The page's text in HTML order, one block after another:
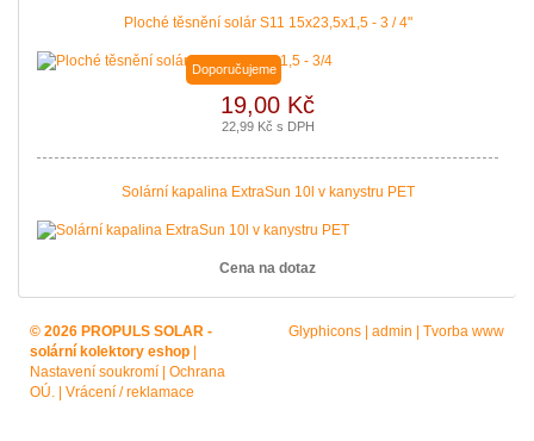
Ploché těsnění solár S11 15x23,5x1,5 - 3 / 4"
Doporučujeme
19,00 Kč
22,99 Kč s DPH
Solární kapalina ExtraSun 10l v kanystru PET
Cena na dotaz
© 2026 PROPULS SOLAR -
solární kolektory eshop
Nastavení soukromí
Ochrana
OÚ.
Vrácení / reklamace
Glyphicons admin Tvorba www